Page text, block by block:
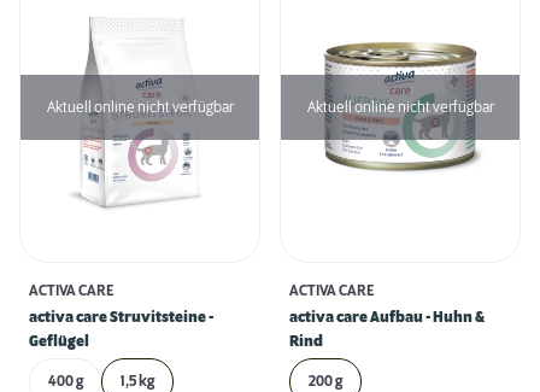
Aktuell online nicht verfügbar
ACTIVA CARE
activa care Struvitsteine -
Geflügel
400 g 1,5 kg
Aktuell online nicht verfügbar
ACTIVA CARE
activa care Aufbau - Huhn &
Rind
200 g